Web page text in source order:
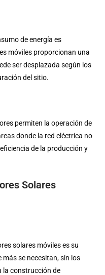
de energía es
móviles proporcionan una
ser desplazada según los
del sitio.
permiten la operación de
donde la red eléctrica no
de la producción y
Solares
solares móviles es su
se necesitan, sin los
la construcción de